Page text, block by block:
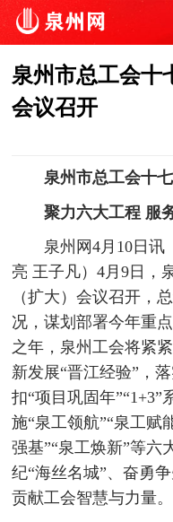
泉州市总工会十
会议召开
泉州市总工会十
聚力六大工程 服
泉州网4月10日讯
亮 王子凡）4月9日，
（扩大）会议召开，
况，谋划部署今年重
之年，泉州工会将紧
新发展“晋江经验”，
扣“项目巩固年
施“泉工领航”“泉工赋
强基”“泉工焕新”等六
纪“海丝名城”、奋勇
贡献工会智慧与力量。